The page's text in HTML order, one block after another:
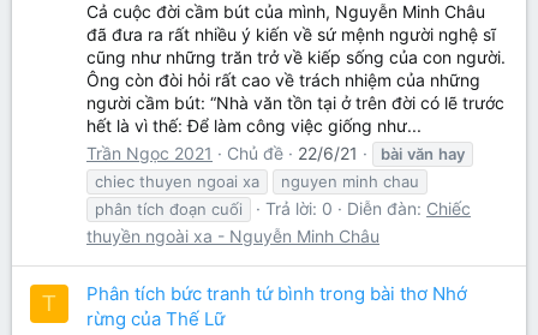
Cả cuộc đời cầm bút của mình, Nguyễn Minh Châu
đã đưa ra rất nhiều ý kiến về sứ mệnh người nghệ sĩ
cũng như những trăn trở về kiếp sống của con người.
Ông còn đòi hỏi rất cao về trách nhiệm của những
người cầm bút: “Nhà văn tồn tại ở trên đời có lẽ trước
hết là vì thế: Để làm công việc giống như...
Trần Ngọc 2021
Chủ đề 22/6/21 bài văn hay
chiec thuyen ngoai xa
nguyen minh chau
phân tích đoạn cuối
Trả lời: 0 Diễn đàn: Chiếc
thuyền ngoài xa - Nguyễn Minh Châu
T
Phân tích bức tranh tứ bình trong bài thơ Nhớ
rừng của Thế Lữ